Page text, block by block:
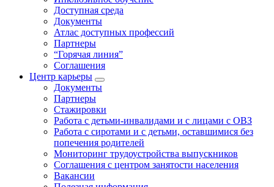
Доступная среда
Документы
Атлас доступных профессий
Партнеры
“Горячая линия”
Соглашения
Центр карьеры
Документы
Партнеры
Стажировки
Работа с детьми-инвалидами и с лицами с ОВЗ
Работа с сиротами и с детьми, оставшимися без
попечения родителей
Мониторинг трудоустройства выпускников
Соглашения с центром занятости населения
Вакансии